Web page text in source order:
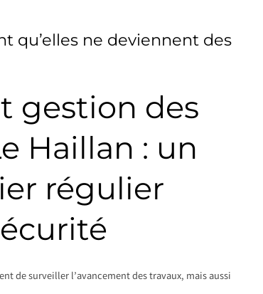
qu’elles ne deviennent des
gestion des
Haillan : un
régulier
de surveiller l’avancement des travaux, mais aussi